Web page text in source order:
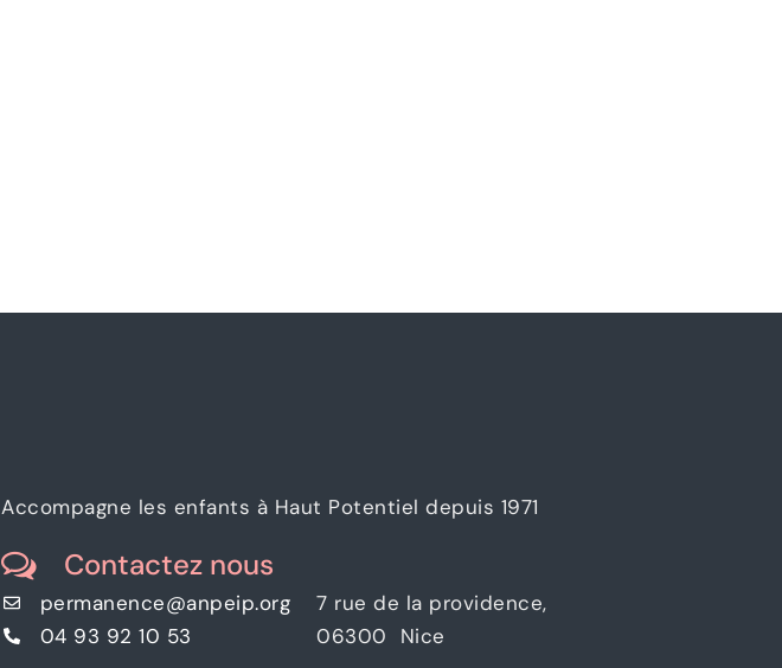
Accompagne les enfants à Haut Potentiel depuis 1971
Contactez nous
permanence@anpeip.org
04 93 92 10 53
7 rue de la providence,
06300 Nice